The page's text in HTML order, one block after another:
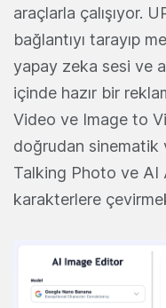
araçlarla çalışıyor.
bağlantıyı tarayıp
yapay zeka sesi ve
içinde hazır bir
Video ve Image to
doğrudan sinematik
Talking Photo ve AI
karakterlere